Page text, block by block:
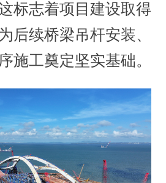
标志着项目建设取得
后续桥梁吊杆安装、
施工奠定坚实基础。